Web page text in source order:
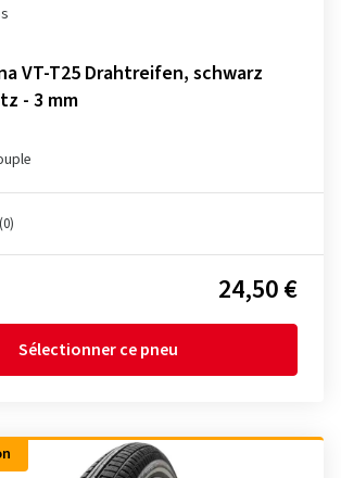
VT-T25 Drahtreifen, schwarz
- 3 mm
(0)
24,50 €
Sélectionner ce pneu